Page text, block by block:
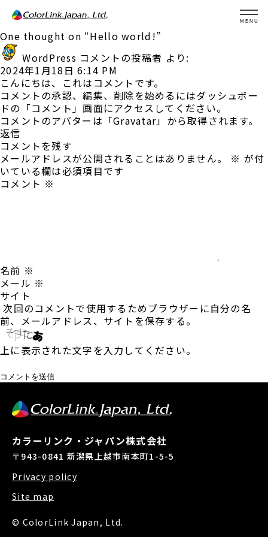
MENU
One thought on “Hello world!”
WordPress コメントの投稿者 より:
2024年1月18日 6:14 PM
こんにちは、これはコメントです。
コメントの承認、編集、削除を始めるにはダッシュボー
ドの「コメント」画面にアクセスしてください。
コメントのアバターは「Gravatar」から取得されます。
返信
コメントを残す
メールアドレスが公開されることはありません。
※ が付
いている欄は必須項目です
コメント ※
名前 ※
メール ※
サイト
次回のコメントで使用するためブラウザーに自分の名
前、メールアドレス、サイトを保存する。
上に表示された文字を入力してください。
カラーリンク・ジャパン株式会社
〒943-0841 新潟県上越市南本町1-5-5
Privacy policy
Site map
© ColorLink Japan, Ltd.